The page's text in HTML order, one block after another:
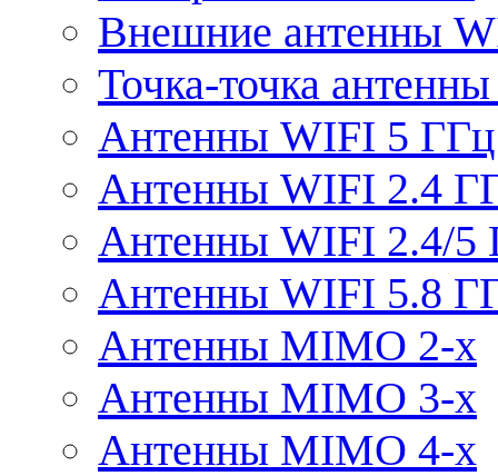
Внешние антенны
Точка-точка
Антенны WIFI 5 ГГц
Антенны WIFI 2.4
Антенны WIFI 2.4/5
Антенны WIFI 5.8
Антенны MIMO 2-x
Антенны MIMO 3-x
Антенны MIMO 4-x